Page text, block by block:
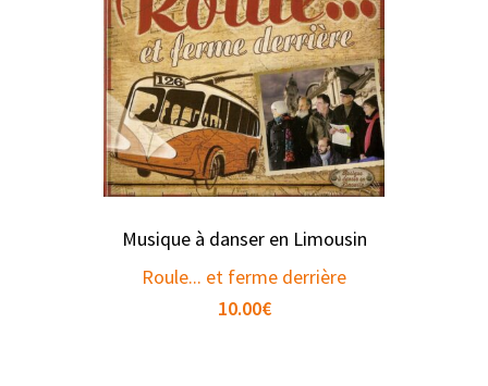
Musique à danser en Limousin
Roule... et ferme derrière
10.00€